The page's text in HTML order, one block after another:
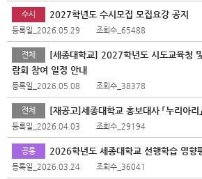
수시 2027학년도 수시모집 모집요강 공지
등록일_2026.05.29 조회수_65488
전체
[세종대학교] 2027학년도 시도교육청
람회 참여 일정 안내
등록일_2026.05.08 조회수_38378
전체 [재공고]세종대학교 홍보대사 「누리아리
등록일_2026.04.03 조회수_29194
공통 2026학년도 세종대학교 선행학습 영향
등록일_2026.03.24 조회수_36041